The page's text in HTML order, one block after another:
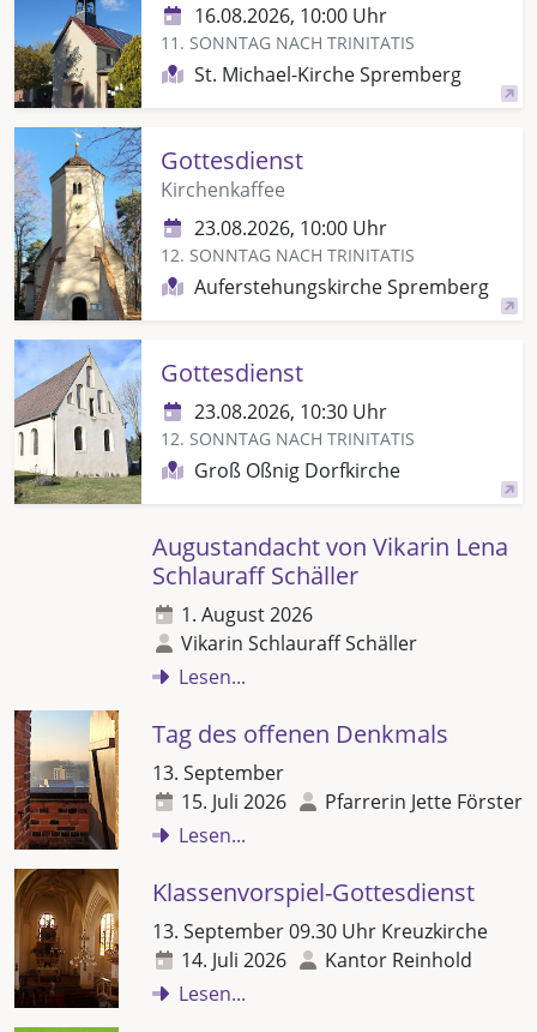
16.08.2026, 10:00 Uhr
11. SONNTAG NACH TRINITATIS
St. Michael-Kirche Spremberg
Gottesdienst
Kirchenkaffee
23.08.2026, 10:00 Uhr
12. SONNTAG NACH TRINITATIS
Auferstehungskirche Spremberg
Gottesdienst
23.08.2026, 10:30 Uhr
12. SONNTAG NACH TRINITATIS
Groß Oßnig Dorfkirche
Augustandacht von Vikarin Lena
Schlauraff Schäller
1. August 2026
Vikarin Schlauraff Schäller
Lesen...
Tag des offenen Denkmals
13. September
15. Juli 2026
Pfarrerin Jette Förster
Lesen...
Klassenvorspiel-Gottesdienst
13. September 09.30 Uhr Kreuzkirche
14. Juli 2026
Kantor Reinhold
Lesen...